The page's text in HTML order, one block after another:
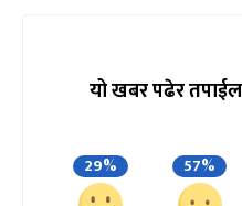
यो खबर पढेर
29% 57%